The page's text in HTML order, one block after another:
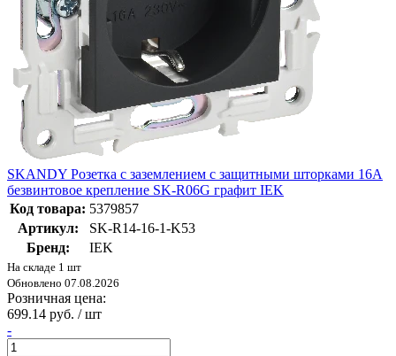
SKANDY Розетка с заземлением с защитными шторками 16А
безвинтовое крепление SK-R06G графит IEK
Код товара: 5379857
Артикул:
SK-R14-16-1-K53
Бренд:
IEK
На складе 1 шт
Обновлено 07.08.2026
Розничная цена:
699.14 руб. / шт
-